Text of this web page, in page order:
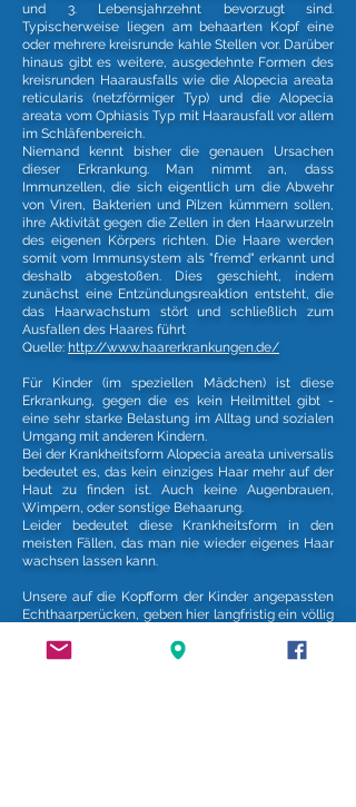
und 3. Lebensjahrzehnt bevorzugt sind.
Typischerweise liegen am behaarten Kopf eine
oder mehrere kreisrunde kahle Stellen vor. Darüber
hinaus gibt es weitere, ausgedehnte Formen des
kreisrunden Haarausfalls wie die Alopecia areata
reticularis (netzförmiger Typ) und die Alopecia
areata vom Ophiasis Typ mit Haarausfall vor allem
im Schläfenbereich.
Niemand kennt bisher die genauen Ursachen
dieser Erkrankung. Man nimmt an, dass
Immunzellen, die sich eigentlich um die Abwehr
von Viren, Bakterien und Pilzen kümmern sollen,
ihre Aktivität gegen die Zellen in den Haarwurzeln
des eigenen Körpers richten. Die Haare werden
somit vom Immunsystem als "fremd" erkannt und
deshalb abgestoßen. Dies geschieht, indem
zunächst eine Entzündungsreaktion entsteht, die
das Haarwachstum stört und schließlich zum
Ausfallen des Haares führt
Quelle: http://www.haarerkrankungen.de/
Für Kinder (im speziellen Mädchen) ist diese
Erkrankung, gegen die es kein Heilmittel gibt -
eine sehr starke Belastung im Alltag und sozialen
Umgang mit anderen Kindern.
Bei der Krankheitsform Alopecia areata universalis
bedeutet es, das kein einziges Haar mehr auf der
Haut zu finden ist. Auch keine Augenbrauen,
Wimpern, oder sonstige Behaarung.
Leider bedeutet diese Krankheitsform in den
meisten Fällen, das man nie wieder eigenes Haar
wachsen lassen kann.
Unsere auf die Kopfform der Kinder angepassten
Echthaarperücken, geben hier langfristig ein völlig